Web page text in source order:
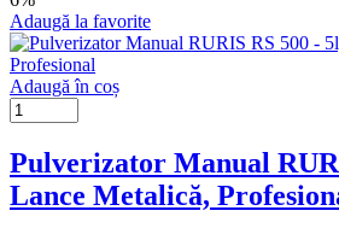
Adaugă la favorite
Adaugă în coș
Pulverizator Manual
Lance Metalică,